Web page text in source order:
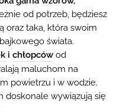
od potrzeb, będziesz
oraz taka, która swoim
świata.
i chłopcówod
maluchom na
powietrzu i w wodzie.
doskonale wywiązują się